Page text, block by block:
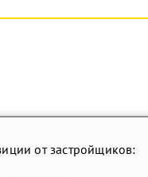
от застройщиков: